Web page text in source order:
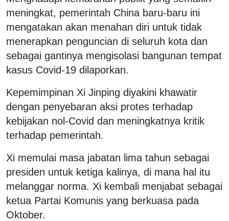
meningkat, pemerintah China baru-baru ini
mengatakan akan menahan diri untuk tidak
menerapkan penguncian di seluruh kota dan
sebagai gantinya mengisolasi bangunan tempat
kasus Covid-19 dilaporkan.
Kepemimpinan Xi Jinping diyakini khawatir
dengan penyebaran aksi protes terhadap
kebijakan nol-Covid dan meningkatnya kritik
terhadap pemerintah.
Xi memulai masa jabatan lima tahun sebagai
presiden untuk ketiga kalinya, di mana hal itu
melanggar norma. Xi kembali menjabat sebagai
ketua Partai Komunis yang berkuasa pada
Oktober.